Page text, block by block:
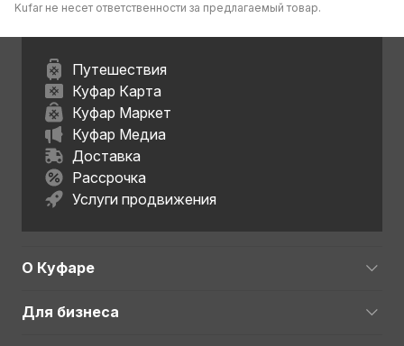
Kufar не несет ответственности за предлагаемый товар.
Путешествия
Куфар Карта
Куфар Маркет
Куфар Медиа
Доставка
Рассрочка
Услуги продвижения
О Куфаре
Для бизнеса